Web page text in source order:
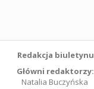
Redakcja biuletynu
Główni redaktorzy:
Natalia Buczyńska